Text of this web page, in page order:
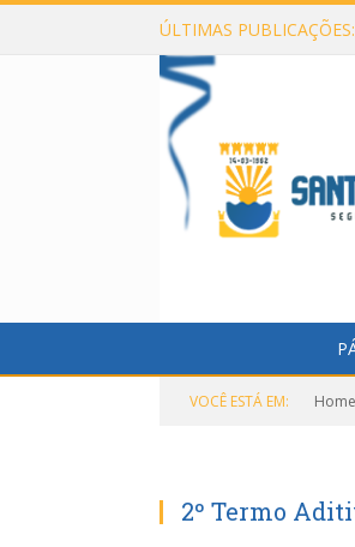
ÚLTIMAS PUBLICAÇÕES:
VOCÊ ESTÁ EM: Home
2º Termo